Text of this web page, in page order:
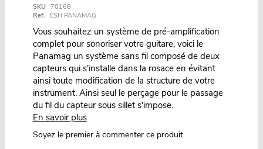
SKU 70168
Ref.
ESH PANAMAG
Vous souhaitez un système de pré-amplification
complet pour sonoriser votre guitare, voici le
Panamag un système sans fil composé de deux
capteurs qui s'installe dans la rosace en évitant
ainsi toute modification de la structure de votre
instrument. Ainsi seul le perçage pour le passage
du fil du capteur sous sillet s'impose.
En savoir plus
Soyez le premier à commenter ce produit